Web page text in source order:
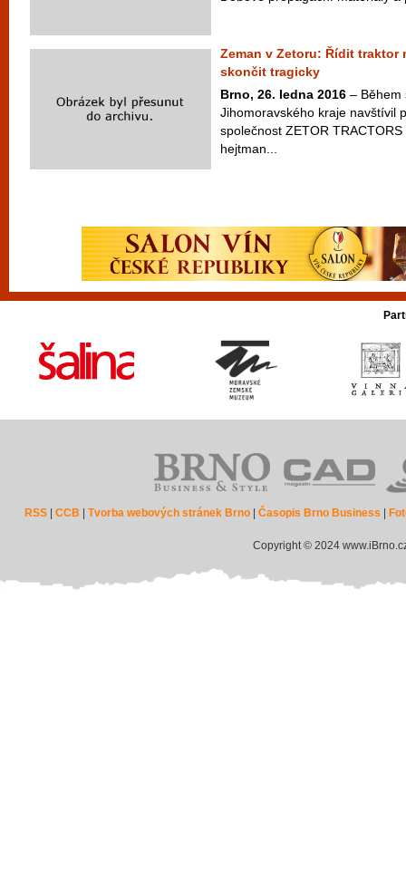
Zeman v Zetoru: Řídit traktor
skončit tragicky
Brno, 26. ledna 2016 – Během
Jihomoravského kraje navštívil
společnost ZETOR
hejtman...
RSS |CCB |Tvorba webových stránek Brno |Časopis Brno Business
Copyright © 2024